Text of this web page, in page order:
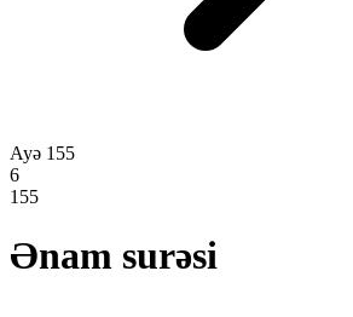
Ayə 155
6
155
Ənam surəsi